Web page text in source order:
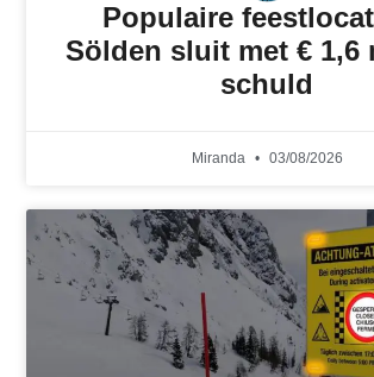
Populaire
Sölden sluit met € 1,6
schuld
Miranda 03/08/2026